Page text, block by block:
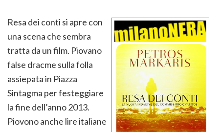
Resa dei conti si apre con
una scena che sembra
tratta da un film. Piovano
false dracme sulla folla
assiepata in Piazza
Sintagma per festeggiare
la fine dell’anno 2013.
Piovono anche lire italiane